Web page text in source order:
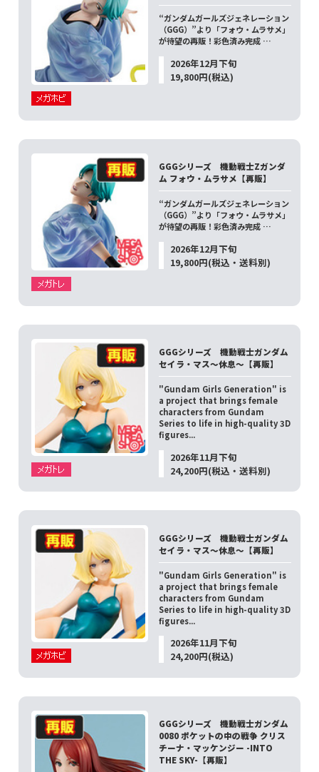
“ガンダムガールズジェネレーション
（GGG）”より「フォウ・ムラサメ」
が待望の再販！彩色済み完成 …
2026年12月下旬
19,800円(税込)
GGGシリーズ 機動戦士Zガンダ
ム フォウ・ムラサメ【再販】
“ガンダムガールズジェネレーション
（GGG）”より「フォウ・ムラサメ」
が待望の再販！彩色済み完成 …
2026年12月下旬
19,800円(税込・送料別)
GGGシリーズ 機動戦士ガンダム
セイラ・マス～休息～【再販】
"Gundam Girls Generation" is
a project that brings female
characters from Gundam
Series to life in high-quality 3D
figures...
2026年11月下旬
24,200円(税込・送料別)
GGGシリーズ 機動戦士ガンダム
セイラ・マス～休息～【再販】
"Gundam Girls Generation" is
a project that brings female
characters from Gundam
Series to life in high-quality 3D
figures...
2026年11月下旬
24,200円(税込)
GGGシリーズ 機動戦士ガンダム
0080 ポケットの中の戦争 クリス
チーナ・マッケンジー -INTO
THE SKY-【再販】